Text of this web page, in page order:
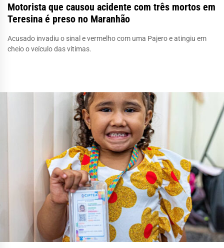
Motorista que causou acidente com três mortos em
Teresina é preso no Maranhão
Acusado invadiu o sinal e vermelho com uma Pajero e atingiu em
cheio o veículo das vítimas.